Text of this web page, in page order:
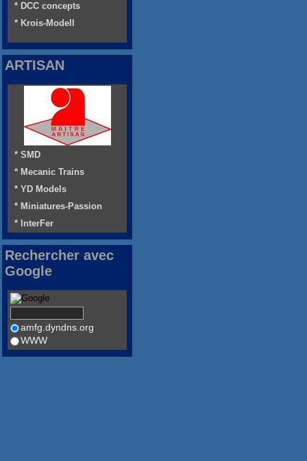
* DCC concepts
* Krois-Modell
ARTISAN
* SMD
* Mecanic Trains
* YD Models
* Miniatures-Passion
* InterFer
Rechercher avec
Google
amfg.dyndns.org
WWW